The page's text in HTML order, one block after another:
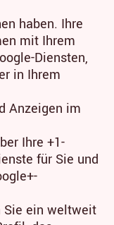
haben. Ihre
mit Ihrem
Diensten,
in Ihrem
Anzeigen im
Ihre +1-
für Sie und
Sie ein weltweit